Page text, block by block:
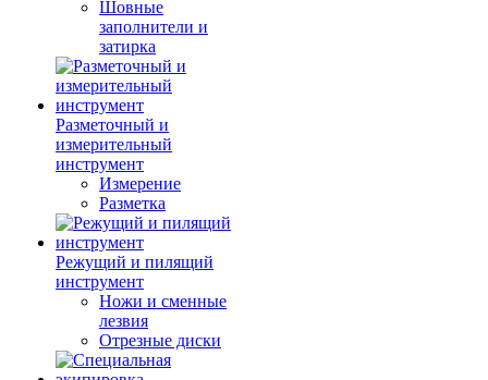
Шовные
заполнители и
затирка
Разметочный и
измерительный
инструмент
Измерение
Разметка
Режущий и пилящий
инструмент
Ножи и сменные
лезвия
Отрезные диски